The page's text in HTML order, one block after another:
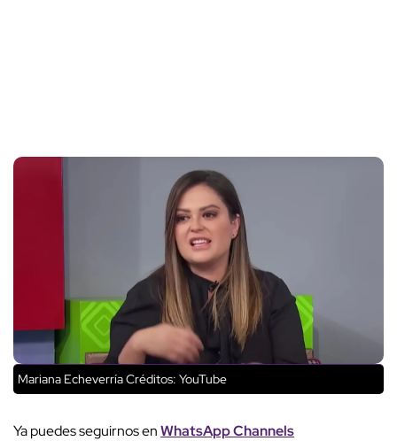
Mariana EcheverríaCréditos: YouTube
Ya puedes seguirnos enWhatsApp Channels